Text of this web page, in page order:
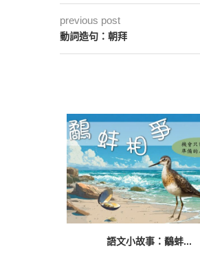
previous post
動詞造句：朝拜
語文小故事：鷸蚌...